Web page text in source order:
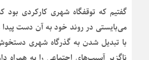
گفتیم که توقفگاه شهری کارکردی بود
می‌بایستی در روند خود به آن دست پیدا
با تبدیل شدن به گذرگاه شهری